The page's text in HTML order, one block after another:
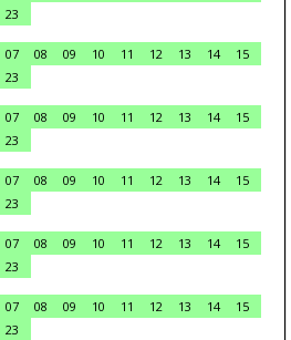
23
07 08 09 10 11 12 13 14
15
23
07 08 09 10 11 12 13 14
15
23
07 08 09 10 11 12 13 14
15
23
07 08 09 10 11 12 13 14
15
23
07 08 09 10 11 12 13 14
15
23